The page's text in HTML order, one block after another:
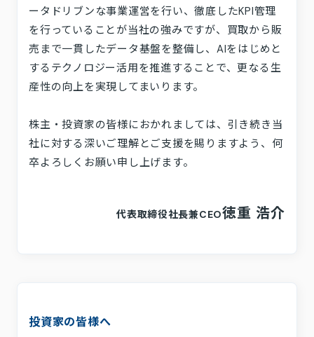
ータドリブンな事業運営を行い、徹底したKPI管理
を行っていることが当社の強みですが、買取から販
売まで一貫したデータ基盤を整備し、AIをはじめと
するテクノロジー活用を推進することで、更なる生
産性の向上を実現してまいります。
株主・投資家の皆様におかれましては、引き続き当
社に対する深いご理解とご支援を賜りますよう、何
卒よろしくお願い申し上げます。
代表取締役社長兼CEO徳重 浩介
投資家の皆様へ